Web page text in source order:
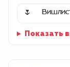
🌷
Показать